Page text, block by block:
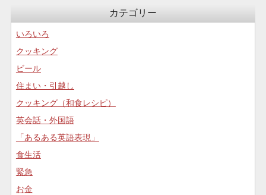
カテゴリー
いろいろ
クッキング
ビール
住まい・引越し
クッキング（和食レシピ）
英会話・外国語
「あるある英語表現」
食生活
緊急
お金